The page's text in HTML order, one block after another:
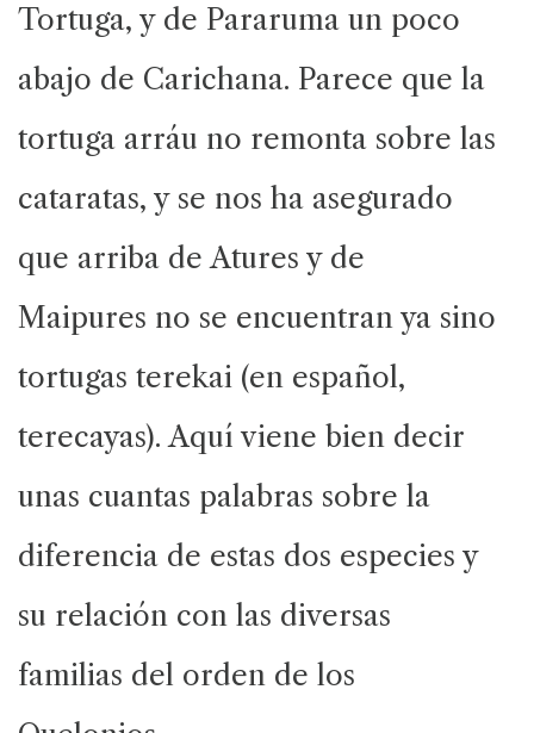
Tortuga, y de Pararuma un poco
abajo de Carichana. Parece que la
tortuga arráu no remonta sobre las
cataratas, y se nos ha asegurado
que arriba de Atures y de
Maipures no se encuentran ya sino
tortugas terekai (en español,
terecayas). Aquí viene bien decir
unas cuantas palabras sobre la
diferencia de estas dos especies y
su relación con las diversas
familias del orden de los